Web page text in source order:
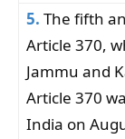
5. The fifth
Article 370,
Jammu and
Article 370
India on